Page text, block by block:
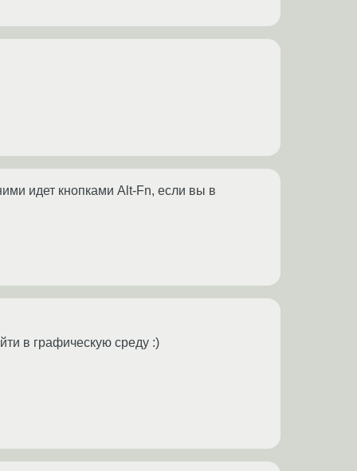
идет кнопками Alt-Fn, если вы в
в графическую среду :)